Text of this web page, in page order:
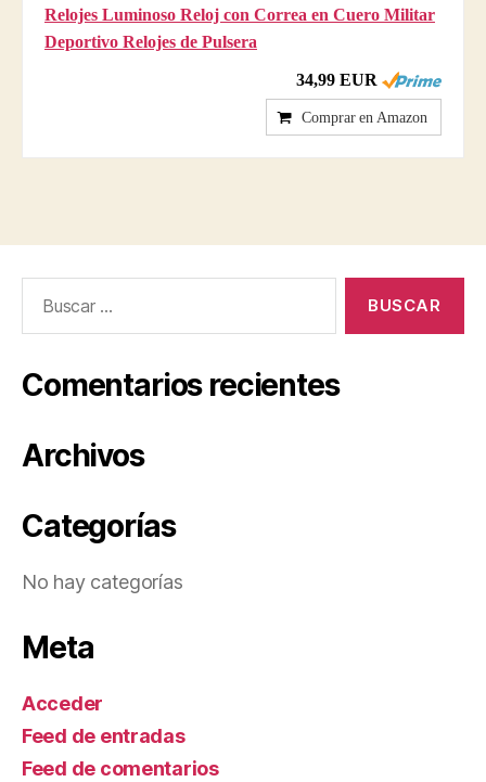
Relojes Luminoso Reloj con Correa en Cuero Militar
Deportivo Relojes de Pulsera
34,99 EUR
Comprar en Amazon
Comentarios recientes
Archivos
Categorías
No hay categorías
Meta
Acceder
Feed de entradas
Feed de comentarios